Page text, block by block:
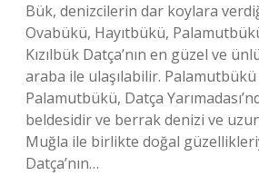
Bük, denizcilerin dar koylara
Ovabükü, Hayıtbükü,
Kızılbük Datça’nın en güzel ve
araba ile ulaşılabilir.
Palamutbükü, Datça
beldesidir ve berrak denizi ve
Muğla ile birlikte doğal
Datça’nın…